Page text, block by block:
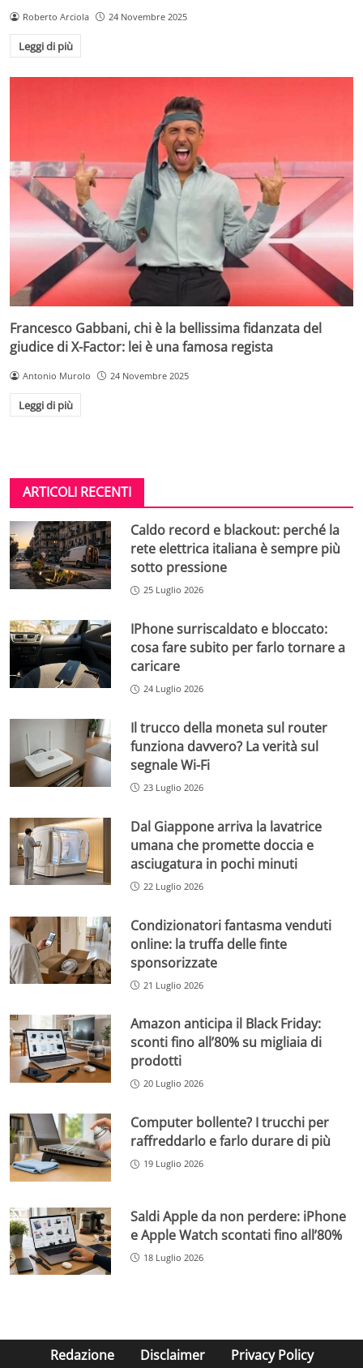
Roberto Arciola 24 Novembre 2025
Leggi di più
Francesco Gabbani, chi è la bellissima fidanzata del
giudice di X-Factor: lei è una famosa regista
Antonio Murolo 24 Novembre 2025
Leggi di più
ARTICOLI RECENTI
Caldo record e blackout: perché la
rete elettrica italiana è sempre più
sotto pressione
25 Luglio 2026
IPhone surriscaldato e bloccato:
cosa fare subito per farlo tornare a
caricare
24 Luglio 2026
Il trucco della moneta sul router
funziona davvero? La verità sul
segnale Wi-Fi
23 Luglio 2026
Dal Giappone arriva la lavatrice
umana che promette doccia e
asciugatura in pochi minuti
22 Luglio 2026
Condizionatori fantasma venduti
online: la truffa delle finte
sponsorizzate
21 Luglio 2026
Amazon anticipa il Black Friday:
sconti fino all’80% su migliaia di
prodotti
20 Luglio 2026
Computer bollente? I trucchi per
raffreddarlo e farlo durare di più
19 Luglio 2026
Saldi Apple da non perdere: iPhone
e Apple Watch scontati fino all’80%
18 Luglio 2026
Redazione Disclaimer Privacy Policy